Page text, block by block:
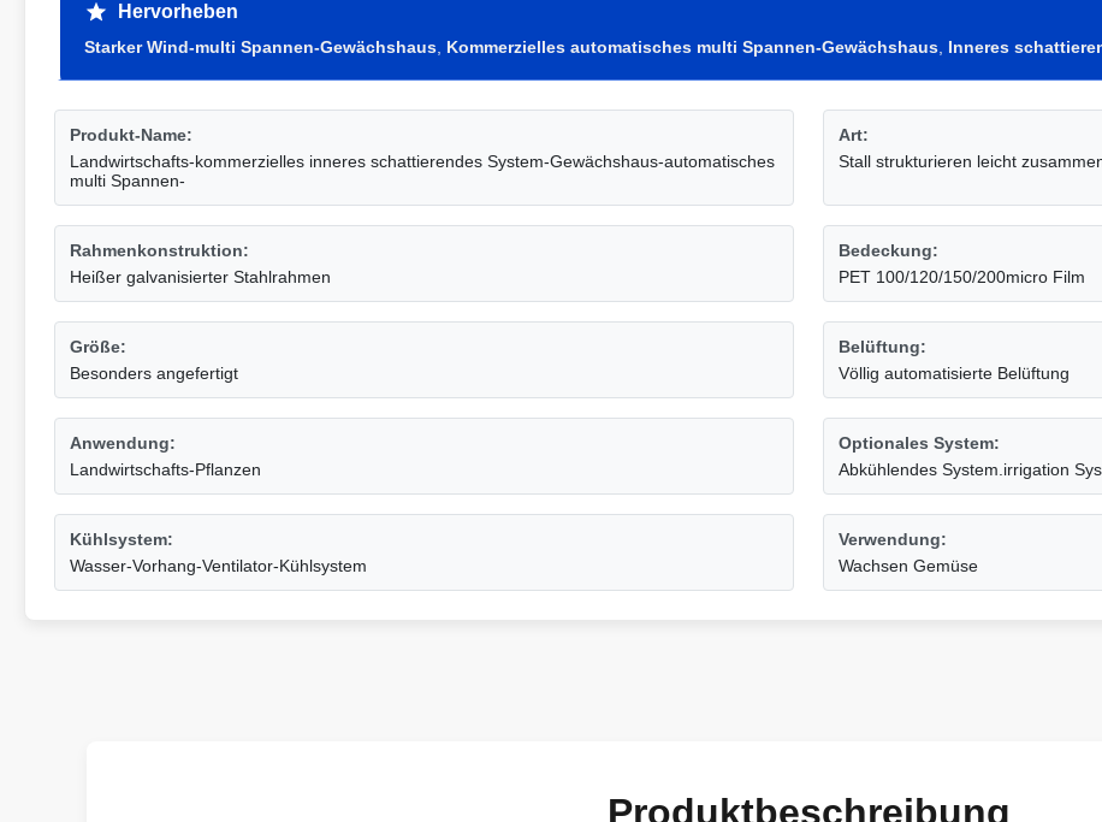
Hervorheben
Starker Wind-multi Spannen-Gewächshaus Kommerzielles automatisches multi Spannen-Gewächshaus Inneres
Produkt-Name:
Landwirtschafts-kommerzielles inneres schattierendes System-Gewächshaus-automatisches
multi Spannen-
Art:
Stall strukturieren leicht
Rahmenkonstruktion:
Heißer galvanisierter Stahlrahmen
Bedeckung:
PET 100/120/150/200micro Film
Größe:
Besonders angefertigt
Belüftung:
Völlig automatisierte Belüftung
Anwendung:
Landwirtschafts-Pflanzen
Optionales System:
Abkühlendes System.irrigation
Kühlsystem:
Wasser-Vorhang-Ventilator-Kühlsystem
Verwendung:
Wachsen Gemüse
Produktbeschreibung